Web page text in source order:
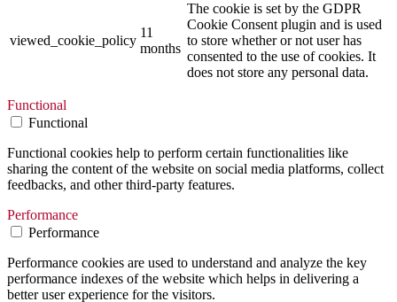
viewed_cookie_policy
11
months
The cookie is set by the GDPR
Cookie Consent plugin and is used
to store whether or not user has
consented to the use of cookies. It
does not store any personal data.
Functional
Functional
Functional cookies help to perform certain functionalities like
sharing the content of the website on social media platforms, collect
feedbacks, and other third-party features.
Performance
Performance
Performance cookies are used to understand and analyze the key
performance indexes of the website which helps in delivering a
better user experience for the visitors.